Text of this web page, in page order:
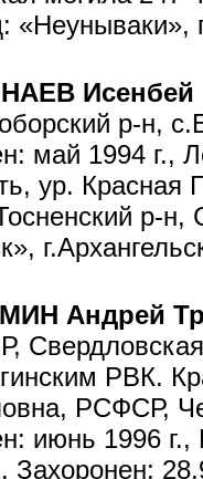
«Неунываки»,
Исенбей
р-н,
май 1994 г.,
ур. Красная
р-н,
Андрей
РВК.
РСФСР,
июнь 1996
Захоронен: